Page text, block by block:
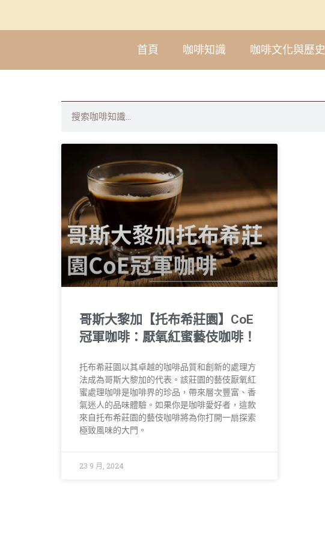
首頁 咖啡知識 咖啡文化與歷史
哥斯大黎加【托布希莊園】CoE
冠軍咖啡：厭氧紅蜜藝伎咖啡！
托布希莊園以其卓越的咖啡品質和創新的處理方
法成為哥斯大黎加的代表。該莊園的藝伎厭氧紅
蜜處理咖啡是咖啡界的珍品，帶來層次豐富、香
氣迷人的品味體驗。如果你是咖啡愛好者，這款
來自托布希莊園的藝伎咖啡將為你打開一扇探索
極致風味的大門。
23 9 月, 2024